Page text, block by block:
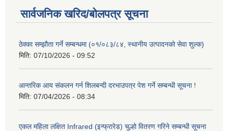
सार्वजनिक खरिद/बोलपत्र सूचना
ठेक्का सम्झौता गर्ने सम्बन्धमा (०१/०८३/८४, स्थानीय उत्पादनको सेवा शुल्क)
मिति: 07/10/2026 - 09:52
आन्तरिक आय संकलन गर्न शिलबन्दी दरभाउपत्र पेश गर्ने सम्बन्धी सूचना !
मिति: 07/04/2026 - 08:34
एकल महिला लक्षित Infrared (इन्फ्रारेड) चुल्हो वितरण गरिने सम्बन्धी सूचना